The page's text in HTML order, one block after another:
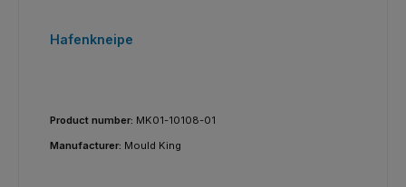
Hafenkneipe
Product number: MK01-10108-01
Manufacturer: Mould King